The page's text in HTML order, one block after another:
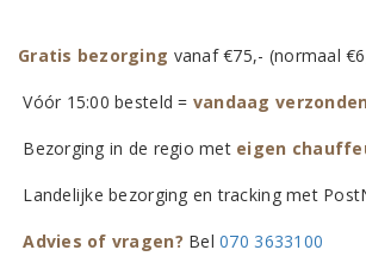
Gratis bezorging vanaf €75,- (normaal
Vóór 15:00 besteld = vandaag verzonden
Bezorging in de regio met eigen
Landelijke bezorging en tracking met
Advies of vragen? Bel070 3633100